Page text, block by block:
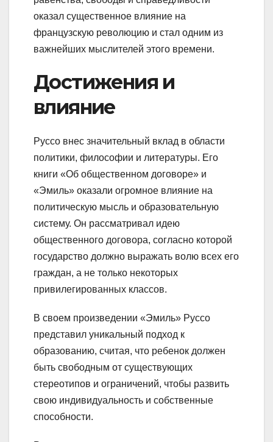
оказал существенное влияние на
французскую революцию и стал одним из
важнейших мыслителей этого времени.
Достижения и
влияние
Руссо внес значительный вклад в области
политики, философии и литературы. Его
книги «Об общественном договоре» и
«Эмиль» оказали огромное влияние на
политическую мысль и образовательную
систему. Он рассматривал идею
общественного договора, согласно которой
государство должно выражать волю всех его
граждан, а не только некоторых
привилегированных классов.
В своем произведении «Эмиль» Руссо
представил уникальный подход к
образованию, считая, что ребенок должен
быть свободным от существующих
стереотипов и ограничений, чтобы развить
свою индивидуальность и собственные
способности.